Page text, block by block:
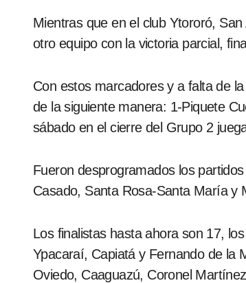
Mientras que en el club Ytororó,
otro equipo con la victoria parcial,
Con estos marcadores y a falta de
de la siguiente manera: 1-Piquete
sábado en el cierre del Grupo 2
Fueron desprogramados los
Casado, Santa Rosa-Santa María y
Los finalistas hasta ahora son 17,
Ypacaraí, Capiatá y Fernando de la
Oviedo, Caaguazú, Coronel